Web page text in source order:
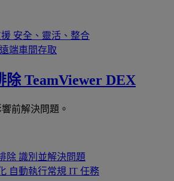
安全、靈活、整合
遠端車間存取
除 TeamViewer DEX
前解決問題。
除 識別並解決問題
自動執行常規 IT 任務